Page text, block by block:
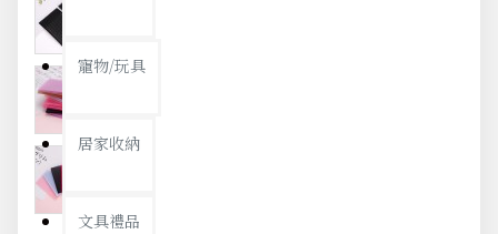
寵物/玩具
居家收納
文具禮品